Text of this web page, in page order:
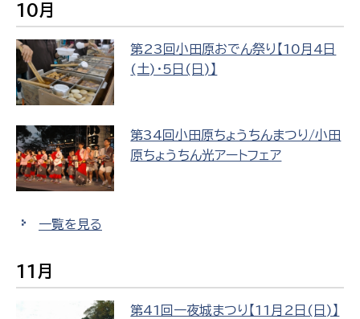
10月
第23回小田原おでん祭り【10月4日
(土)・5日(日)】
第34回小田原ちょうちんまつり/小田
原ちょうちん光アートフェア
一覧を見る
11月
第41回一夜城まつり【11月2日(日)】